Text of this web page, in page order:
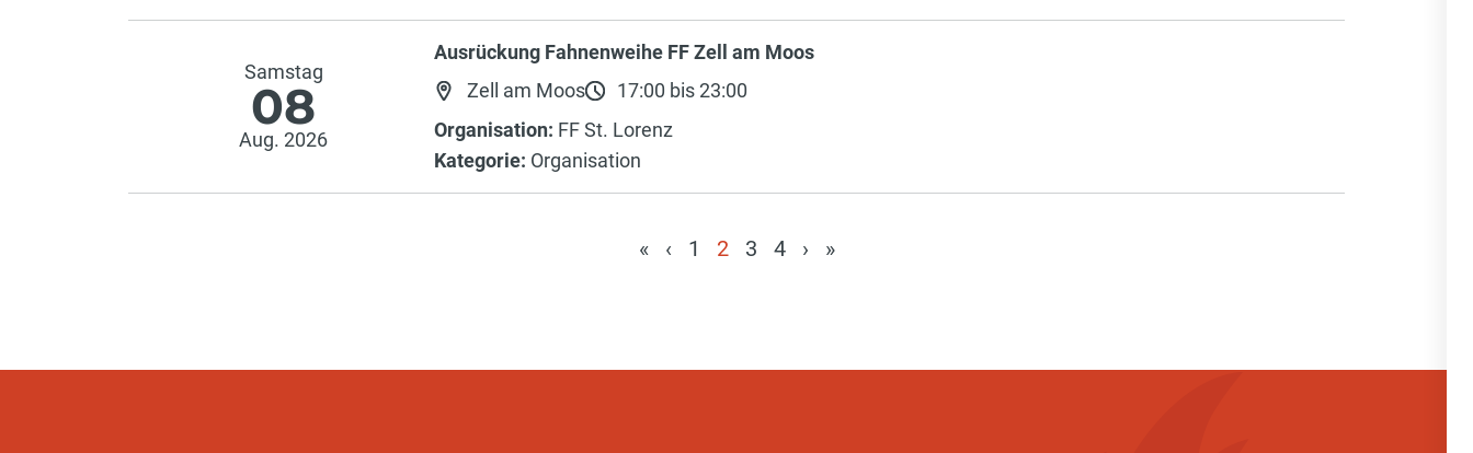
Samstag
08
Aug. 2026
Ausrückung Fahnenweihe FF Zell am Moos
Zell am Moos
17:00 bis 23:00
Organisation: FF St. Lorenz
Kategorie: Organisation
« ‹ 1 2 3 4 › »